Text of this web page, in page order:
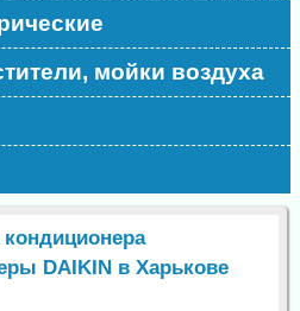
мойки воздуха
кондиционера
DAIKIN в Харькове